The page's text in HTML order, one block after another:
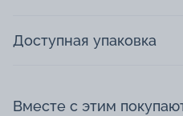
Доступная упаковка
Вместе с этим